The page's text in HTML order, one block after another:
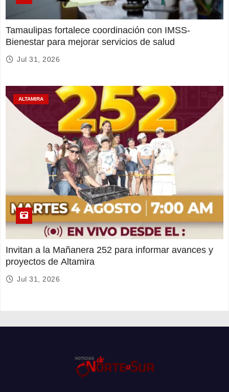
Tamaulipas fortalece coordinación con IMSS-
Bienestar para mejorar servicios de salud
Jul 31, 2026
ALTAMIRA
Invitan a la Mañanera 252 para informar avances y
proyectos de Altamira
Jul 31, 2026